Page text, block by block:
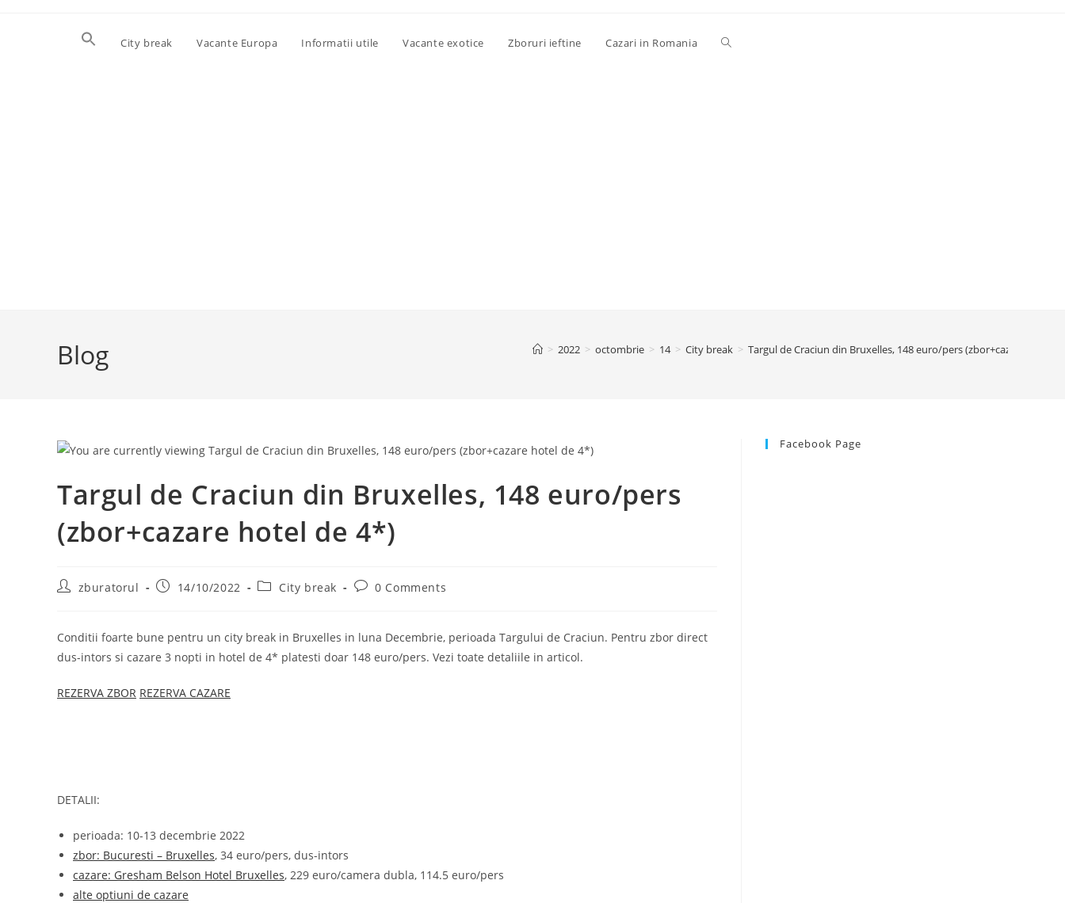
City break Vacante Europa Informatii utile Vacante exotice Zboruri ieftine Cazari in Romania Toggle
Blog > 2022 > octombrie > 14 > City break > Targul de Craciun din Bruxelles, 148 euro/pers (zbor+cazare hotel
Targul de Craciun din Bruxelles, 148 euro/pers
(zbor+cazare hotel de 4*)
Postzburatorul
Post14/10/2022
PostCity break
Post0 Comments
Conditii foarte bune pentru un city break in Bruxelles in luna Decembrie, perioada Targului de Craciun. Pentru zbor direct
dus-intors si cazare 3 nopti in hotel de 4* platesti doar 148 euro/pers. Vezi toate detaliile in articol.
REZERVA ZBOR REZERVA CAZARE
DETALII:
perioada: 10-13 decembrie 2022
zbor: Bucuresti – Bruxelles, 34 euro/pers, dus-intors
cazare: Gresham Belson Hotel Bruxelles, 229 euro/camera dubla, 114.5 euro/pers
alte optiuni de cazare
Facebook Page